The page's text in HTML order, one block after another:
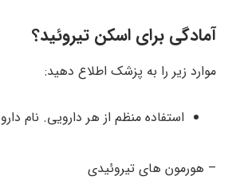
آمادگی برای اسکن تیروئید؟
موارد زیر را به پزشک اطلاع دهید:
استفاده منظم از هر دارویی. نام
– هورمون های تیروئیدی